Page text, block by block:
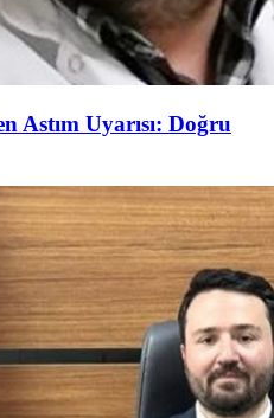
Astım Uyarısı: Doğru